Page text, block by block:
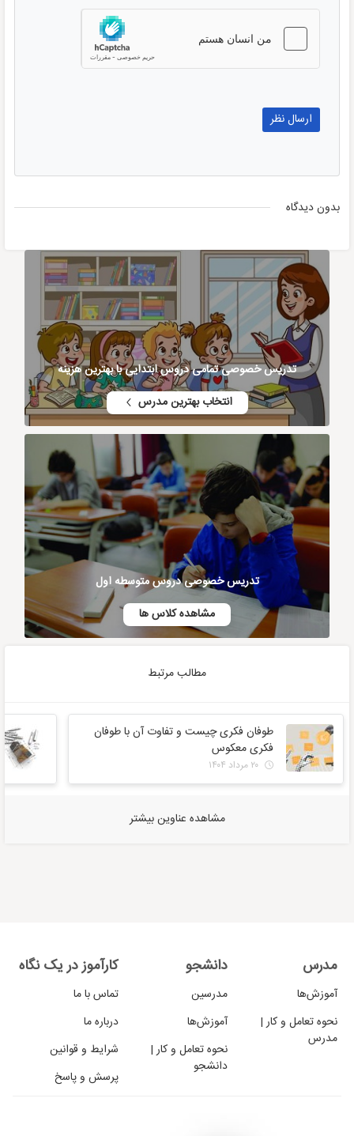
بدون دیدگاه
تدریس خصوصی تمامی دروس ابتدایی با بهترین هزینه
انتخاب بهترین مدرس
تدریس خصوصی دروس متوسطه اول
مشاهده کلاس ها
مطالب مرتبط
طوفان فکری چیست و تفاوت آن با طوفان
فکری معکوس
مشاهده عناوین بیشتر
مدرس
آموزش‌ها
نحوه تعامل و کار |
مدرس
دانشجو
مدرسین
آموزش‌ها
نحوه تعامل و کار |
دانشجو
کارآموز در یک نگاه
تماس با ما
درباره ما
شرایط و قوانین
پرسش و پاسخ